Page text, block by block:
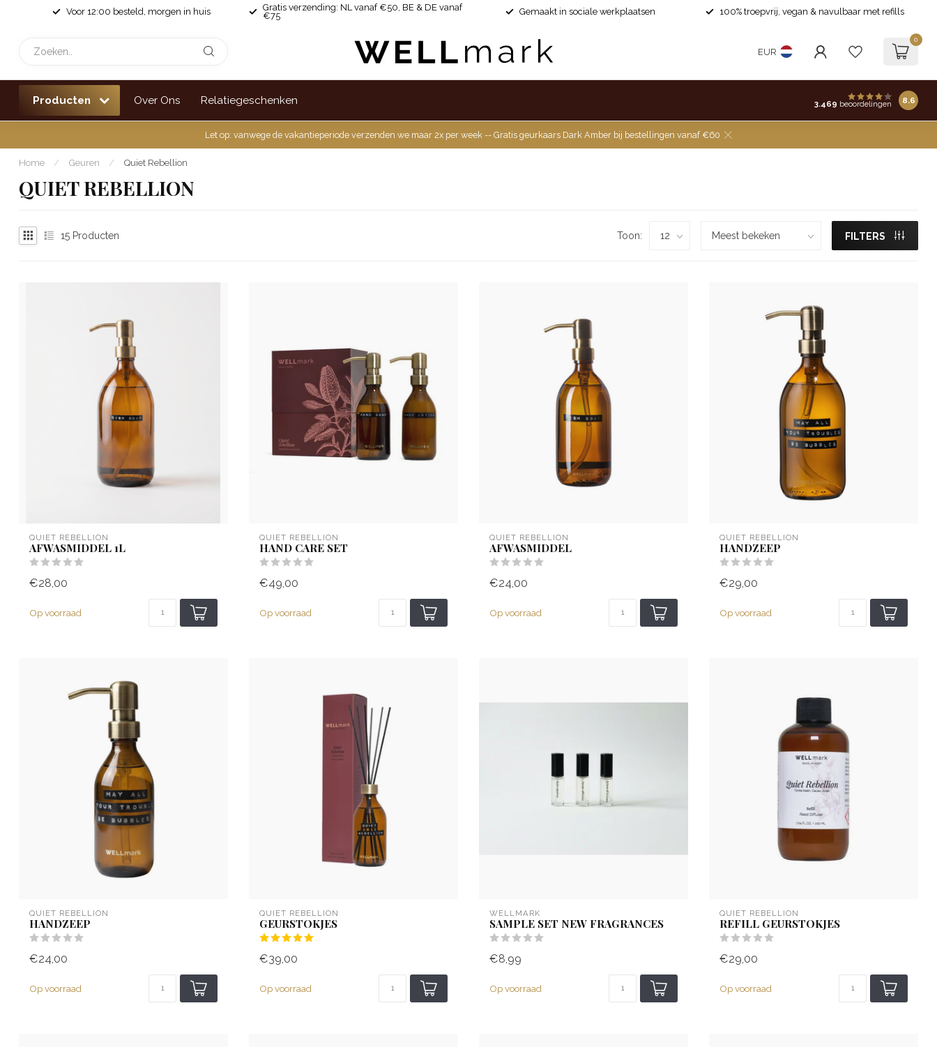
Voor 12:00 besteld, morgen in huis
Gratis verzending: NL vanaf €50, BE & DE vanaf
€75
Gemaakt in sociale werkplaatsen 100% troepvrij, vegan & navulbaar met refills
EUR
0
Producten Over Ons Relatiegeschenken 3.469 beoordelingen 8.6
Let op: vanwege de vakantieperiode verzenden we maar 2x per week -- Gratis geurkaars Dark Amber bij bestellingen vanaf €60
Home / Geuren / Quiet Rebellion
QUIET REBELLION
15 Producten Toon: FILTERS
QUIET REBELLION
AFWASMIDDEL 1L
€28,00
Op voorraad
QUIET REBELLION
HAND CARE SET
€49,00
Op voorraad
QUIET REBELLION
AFWASMIDDEL
€24,00
Op voorraad
QUIET REBELLION
HANDZEEP
€29,00
Op voorraad
QUIET REBELLION
HANDZEEP
€24,00
Op voorraad
QUIET REBELLION
GEURSTOKJES
€39,00
Op voorraad
WELLMARK
SAMPLE SET NEW FRAGRANCES
€8,99
Op voorraad
QUIET REBELLION
REFILL GEURSTOKJES
€29,00
Op voorraad